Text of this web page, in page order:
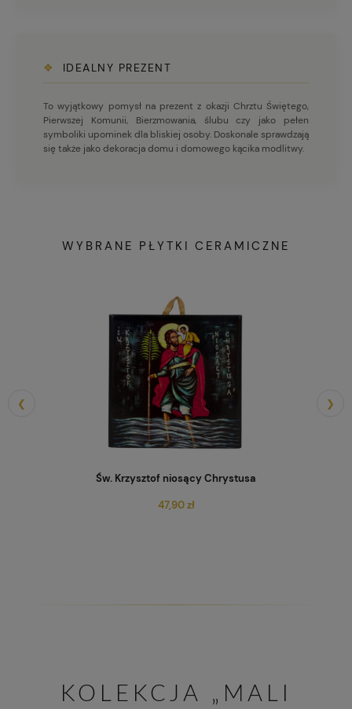
❖ IDEALNY PREZENT
To wyjątkowy pomysł na prezent z okazji Chrztu Świętego,
Pierwszej Komunii, Bierzmowania, ślubu czy jako pełen
symboliki upominek dla bliskiej osoby. Doskonale sprawdzają
się także jako dekoracja domu i domowego kącika modlitwy.
WYBRANE PŁYTKI CERAMICZNE
Św. Krzysztof niosący Chrystusa
47,90 zł
❮ ❯
KOLEKCJA „MALI